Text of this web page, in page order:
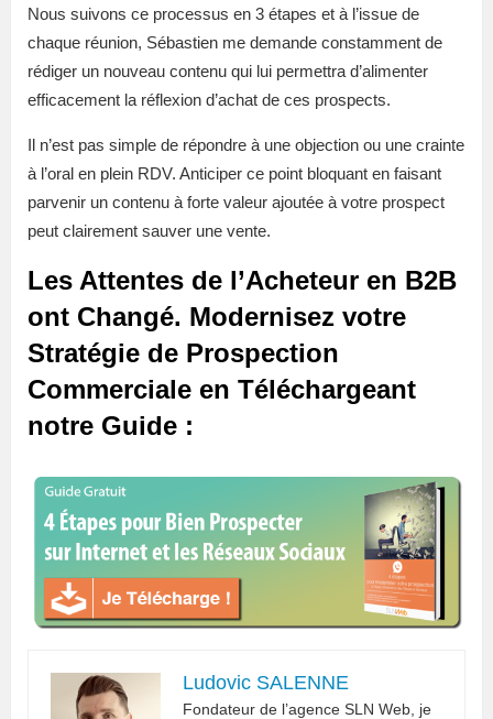
Nous suivons ce processus en 3 étapes et à l’issue de
chaque réunion, Sébastien me demande constamment de
rédiger un nouveau contenu qui lui permettra d’alimenter
efficacement la réflexion d’achat de ces prospects.
Il n’est pas simple de répondre à une objection ou une crainte
à l’oral en plein RDV. Anticiper ce point bloquant en faisant
parvenir un contenu à forte valeur ajoutée à votre prospect
peut clairement sauver une vente.
Les Attentes de l’Acheteur en B2B
ont Changé. Modernisez votre
Stratégie de Prospection
Commerciale en Téléchargeant
notre Guide :
Ludovic SALENNE
Fondateur de l’agence SLN Web, je